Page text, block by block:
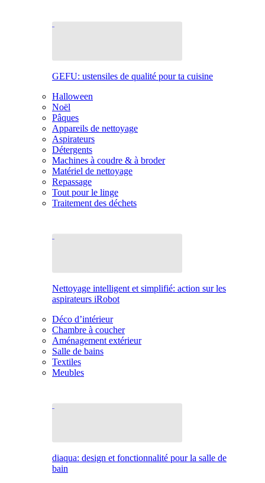
GEFU: ustensiles de qualité pour ta cuisine
Halloween
Noël
Pâques
Appareils de nettoyage
Aspirateurs
Détergents
Machines à coudre & à broder
Matériel de nettoyage
Repassage
Tout pour le linge
Traitement des déchets
Nettoyage intelligent et simplifié: action sur les
aspirateurs iRobot
Déco d’intérieur
Chambre à coucher
Aménagement extérieur
Salle de bains
Textiles
Meubles
diaqua: design et fonctionnalité pour la salle de
bain